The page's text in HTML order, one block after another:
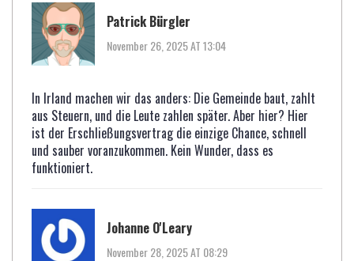
Patrick Bürgler
November 26, 2025 AT 13:04
In Irland machen wir das anders: Die Gemeinde baut, zahlt
aus Steuern, und die Leute zahlen später. Aber hier? Hier
ist der Erschließungsvertrag die einzige Chance, schnell
und sauber voranzukommen. Kein Wunder, dass es
funktioniert.
Johanne O'Leary
November 28, 2025 AT 08:29